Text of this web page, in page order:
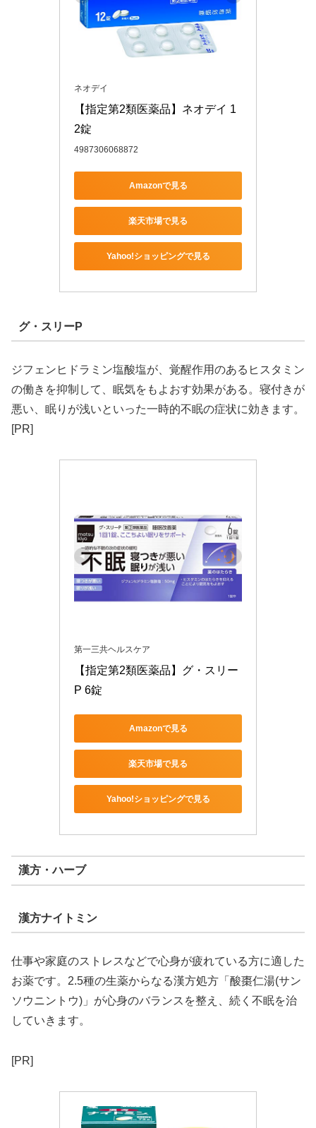
ネオデイ
【指定第2類医薬品】ネオデイ 1
2錠
4987306068872
Amazonで見る
楽天市場で見る
Yahoo!ショッピングで見る
グ・スリーP
ジフェンヒドラミン塩酸塩が、覚醒作用のあるヒスタミン
の働きを抑制して、眠気をもよおす効果がある。寝付きが
悪い、眠りが浅いといった一時的不眠の症状に効きます。
[PR]
第一三共ヘルスケア
【指定第2類医薬品】グ・スリー
P 6錠
Amazonで見る
楽天市場で見る
Yahoo!ショッピングで見る
漢方・ハーブ
漢方ナイトミン
仕事や家庭のストレスなどで心身が疲れている方に適した
お薬です。2.5種の生薬からなる漢方処方「酸棗仁湯(サン
ソウニントウ)」が心身のバランスを整え、続く不眠を治
していきます。
[PR]